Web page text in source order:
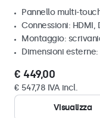
Pannello multi-
Connessioni: HDMI,
Montaggio:
Dimensioni esterne:
€ 449,00
€ 547,78 IVA incl.
Visualizza